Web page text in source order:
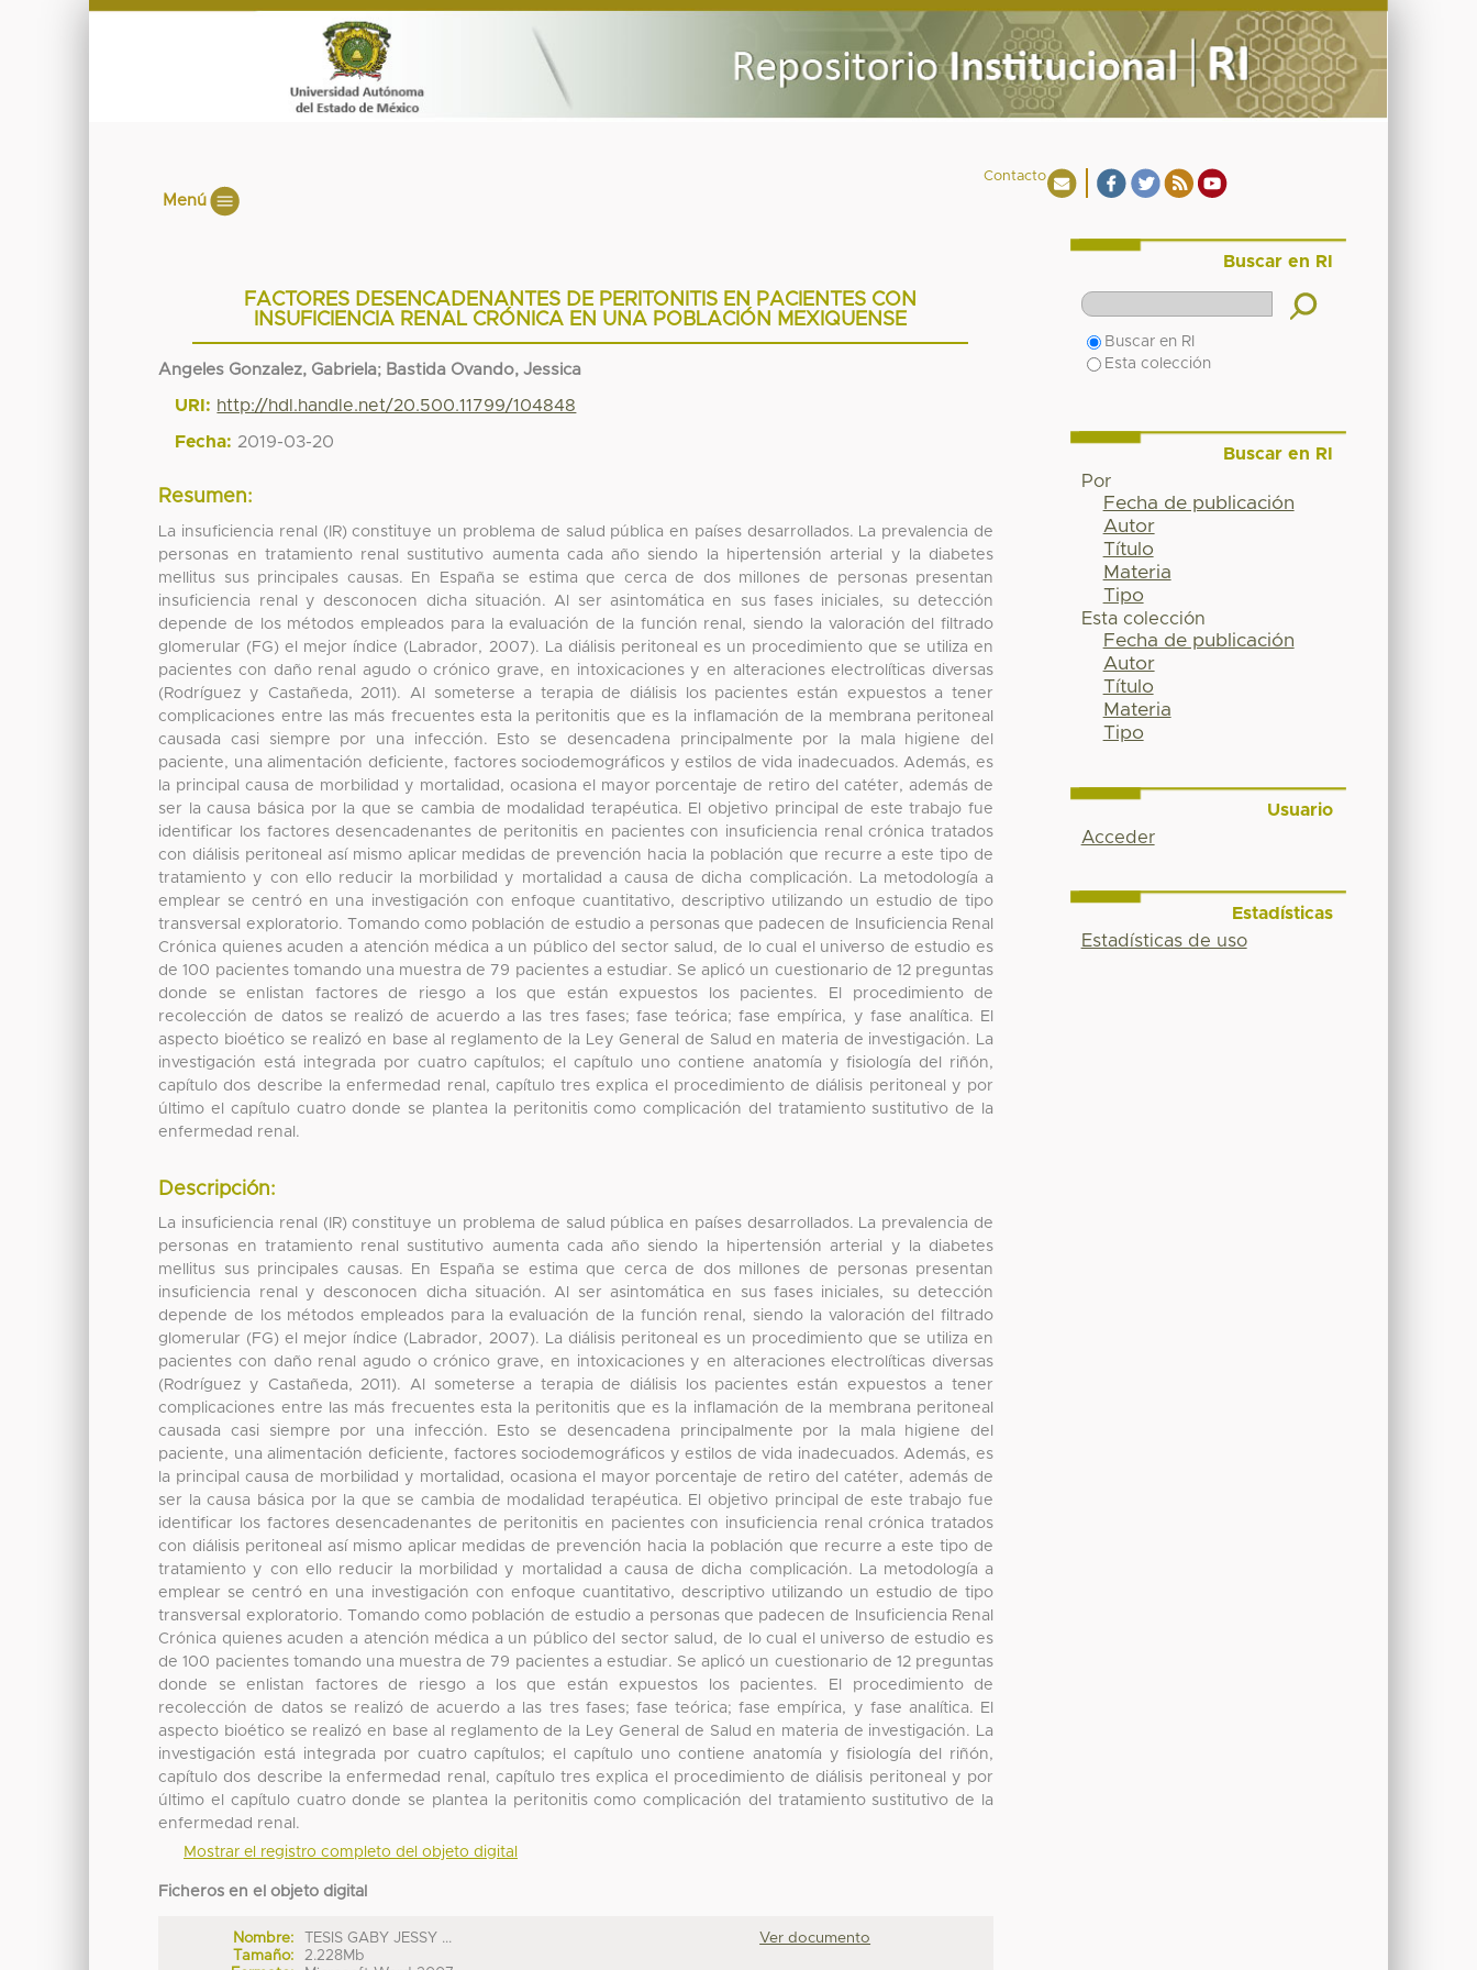
Contacto
Menú
FACTORES DESENCADENANTES DE PERITONITIS EN PACIENTES CON
INSUFICIENCIA RENAL CRÓNICA EN UNA POBLACIÓN MEXIQUENSE
Angeles Gonzalez, Gabriela; Bastida Ovando, Jessica
URI: http://hdl.handle.net/20.500.11799/104848
Fecha: 2019-03-20
Resumen:
La insuficiencia renal (IR) constituye un problema de salud pública en países desarrollados. La prevalencia de
personas en tratamiento renal sustitutivo aumenta cada año siendo la hipertensión arterial y la diabetes
mellitus sus principales causas. En España se estima que cerca de dos millones de personas presentan
insuficiencia renal y desconocen dicha situación. Al ser asintomática en sus fases iniciales, su detección
depende de los métodos empleados para la evaluación de la función renal, siendo la valoración del filtrado
glomerular (FG) el mejor índice (Labrador, 2007). La diálisis peritoneal es un procedimiento que se utiliza en
pacientes con daño renal agudo o crónico grave, en intoxicaciones y en alteraciones electrolíticas diversas
(Rodríguez y Castañeda, 2011). Al someterse a terapia de diálisis los pacientes están expuestos a tener
complicaciones entre las más frecuentes esta la peritonitis que es la inflamación de la membrana peritoneal
causada casi siempre por una infección. Esto se desencadena principalmente por la mala higiene del
paciente, una alimentación deficiente, factores sociodemográficos y estilos de vida inadecuados. Además, es
la principal causa de morbilidad y mortalidad, ocasiona el mayor porcentaje de retiro del catéter, además de
ser la causa básica por la que se cambia de modalidad terapéutica. El objetivo principal de este trabajo fue
identificar los factores desencadenantes de peritonitis en pacientes con insuficiencia renal crónica tratados
con diálisis peritoneal así mismo aplicar medidas de prevención hacia la población que recurre a este tipo de
tratamiento y con ello reducir la morbilidad y mortalidad a causa de dicha complicación. La metodología a
emplear se centró en una investigación con enfoque cuantitativo, descriptivo utilizando un estudio de tipo
transversal exploratorio. Tomando como población de estudio a personas que padecen de Insuficiencia Renal
Crónica quienes acuden a atención médica a un público del sector salud, de lo cual el universo de estudio es
de 100 pacientes tomando una muestra de 79 pacientes a estudiar. Se aplicó un cuestionario de 12 preguntas
donde se enlistan factores de riesgo a los que están expuestos los pacientes. El procedimiento de
recolección de datos se realizó de acuerdo a las tres fases; fase teórica; fase empírica, y fase analítica. El
aspecto bioético se realizó en base al reglamento de la Ley General de Salud en materia de investigación. La
investigación está integrada por cuatro capítulos; el capítulo uno contiene anatomía y fisiología del riñón,
capítulo dos describe la enfermedad renal, capítulo tres explica el procedimiento de diálisis peritoneal y por
último el capítulo cuatro donde se plantea la peritonitis como complicación del tratamiento sustitutivo de la
enfermedad renal.
Descripción:
La insuficiencia renal (IR) constituye un problema de salud pública en países desarrollados. La prevalencia de
personas en tratamiento renal sustitutivo aumenta cada año siendo la hipertensión arterial y la diabetes
mellitus sus principales causas. En España se estima que cerca de dos millones de personas presentan
insuficiencia renal y desconocen dicha situación. Al ser asintomática en sus fases iniciales, su detección
depende de los métodos empleados para la evaluación de la función renal, siendo la valoración del filtrado
glomerular (FG) el mejor índice (Labrador, 2007). La diálisis peritoneal es un procedimiento que se utiliza en
pacientes con daño renal agudo o crónico grave, en intoxicaciones y en alteraciones electrolíticas diversas
(Rodríguez y Castañeda, 2011). Al someterse a terapia de diálisis los pacientes están expuestos a tener
complicaciones entre las más frecuentes esta la peritonitis que es la inflamación de la membrana peritoneal
causada casi siempre por una infección. Esto se desencadena principalmente por la mala higiene del
paciente, una alimentación deficiente, factores sociodemográficos y estilos de vida inadecuados. Además, es
la principal causa de morbilidad y mortalidad, ocasiona el mayor porcentaje de retiro del catéter, además de
ser la causa básica por la que se cambia de modalidad terapéutica. El objetivo principal de este trabajo fue
identificar los factores desencadenantes de peritonitis en pacientes con insuficiencia renal crónica tratados
con diálisis peritoneal así mismo aplicar medidas de prevención hacia la población que recurre a este tipo de
tratamiento y con ello reducir la morbilidad y mortalidad a causa de dicha complicación. La metodología a
emplear se centró en una investigación con enfoque cuantitativo, descriptivo utilizando un estudio de tipo
transversal exploratorio. Tomando como población de estudio a personas que padecen de Insuficiencia Renal
Crónica quienes acuden a atención médica a un público del sector salud, de lo cual el universo de estudio es
de 100 pacientes tomando una muestra de 79 pacientes a estudiar. Se aplicó un cuestionario de 12 preguntas
donde se enlistan factores de riesgo a los que están expuestos los pacientes. El procedimiento de
recolección de datos se realizó de acuerdo a las tres fases; fase teórica; fase empírica, y fase analítica. El
aspecto bioético se realizó en base al reglamento de la Ley General de Salud en materia de investigación. La
investigación está integrada por cuatro capítulos; el capítulo uno contiene anatomía y fisiología del riñón,
capítulo dos describe la enfermedad renal, capítulo tres explica el procedimiento de diálisis peritoneal y por
último el capítulo cuatro donde se plantea la peritonitis como complicación del tratamiento sustitutivo de la
enfermedad renal.
Mostrar el registro completo del objeto digital
Ficheros en el objeto digital
Nombre:
TESIS GABY JESSY ...
Tamaño:
2.228Mb
Ver documento
Buscar en RI
Buscar en RI
Esta colección
Buscar en RI
Por
Fecha de publicación
Autor
Título
Materia
Tipo
Esta colección
Fecha de publicación
Autor
Título
Materia
Tipo
Usuario
Acceder
Estadísticas
Estadísticas de uso